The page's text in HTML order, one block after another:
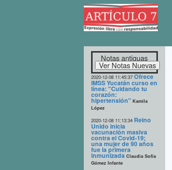
Notas antiguas
2020-12-08 11:45:37 Ofrece
IMSS Yucatán curso en
línea: "Cuidando tu
corazón:
hipertensión" Kamila
López
2020-12-08 11:13:34 Reino
Unido inicia
vacunación masiva
contra el Covid-19;
una mujer de 90 años
fue la primera
inmunizada Claudia Sofía
Gómez Infante